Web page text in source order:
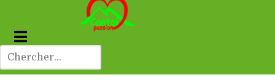
Dernier résultat